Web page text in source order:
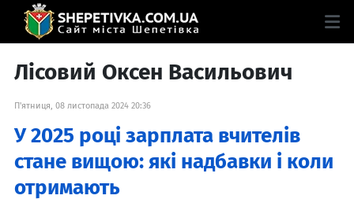
Лісовий Оксен Васильович
П'ятниця, 08 листопада 2024 20:36
У 2025 році зарплата вчителів
стане вищою: які надбавки і коли
отримають